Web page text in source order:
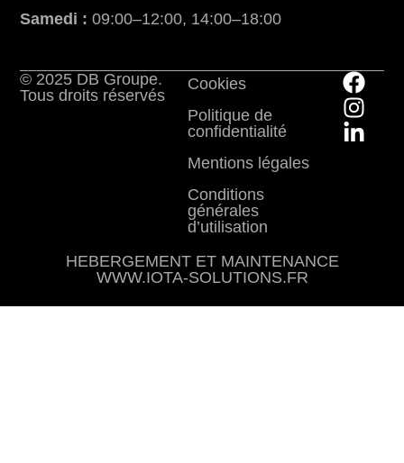
Samedi : 09:00–12:00, 14:00–18:00
© 2025 DB Groupe.
Tous droits réservés
Cookies
Politique de
confidentialité
Mentions légales
Conditions
générales
d’utilisation
HEBERGEMENT ET MAINTENANCE
WWW.IOTA-SOLUTIONS.FR